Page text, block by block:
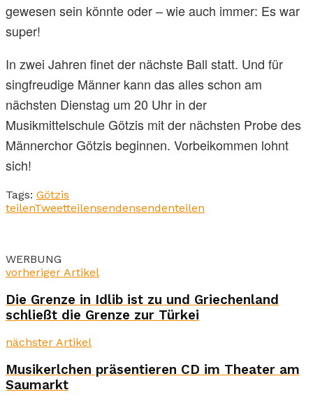
gewesen sein könnte oder – wie auch immer: Es war
super!
In zwei Jahren finet der nächste Ball statt. Und für
singfreudige Männer kann das alles schon am
nächsten Dienstag um 20 Uhr in der
Musikmittelschule Götzis mit der nächsten Probe des
Männerchor Götzis beginnen. Vorbeikommen lohnt
sich!
Tags: Götzis
teilenTweetteilensendensendenteilen
WERBUNG
vorheriger Artikel
Die Grenze in Idlib ist zu und Griechenland
schließt die Grenze zur Türkei
nächster Artikel
Musikerlchen präsentieren CD im Theater am
Saumarkt